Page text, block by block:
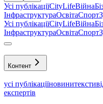
Усі публікаціїCityLifeВійна
ІнфраструктураОсвітаСпорт
Усі публікаціїCityLifeВійна
ІнфраструктураОсвітаСпорт
Контент
усі публікаціїновинитексти
експертів